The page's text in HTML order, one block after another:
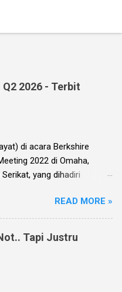
2026 - Terbit
di acara Berkshire
2022 di Omaha,
yang dihadiri
Alm. Charlie Munger. Dear
setiap kuartal alias tiga
membuat Ebook
(EIP, dengan format PDF)
analisis fundamental
di Bursa Efek Indonesia
READ MORE »
Tapi Justru